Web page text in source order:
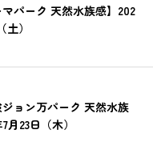
マパーク 天然水族感】202
）
ジョン万パーク 天然水族
月23日（木）